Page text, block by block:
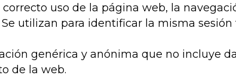
correcto uso de la página web, la
utilizan para identificar la misma
genérica y anónima que no incluye
de la web.